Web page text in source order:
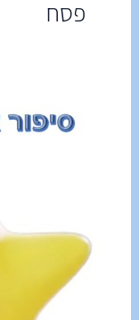
פסח
שְׁמוֹנֶה
עֶשְׂרֵה